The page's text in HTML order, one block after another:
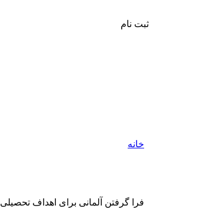
ثبت نام
خانه
فرا گرفتن آلمانی برای اهداف تحصیلی